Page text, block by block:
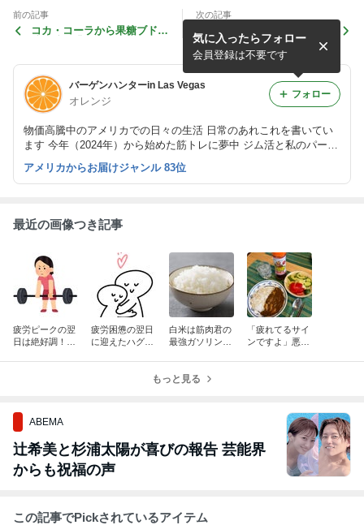
前の記事
コカ・コーラから果糖ブドウ
次の記事
筋トレを欠かさない！スイー
ツは食べない！
バーゲンハンターin Las Vegas
オレンジ
物価高騰中のアメリカでの日々の生活 日常のあれこれを書いてい
ます 今年（2024年）から始めた筋トレに夢中 ジム活と私のパーソ
気に入ったらフォロー
会員登録は不要です
フォロー
アメリカからお届けジャンル 83位
最近の画像つき記事
疲労ピークの翌
日は絶好調！悪
疲労困憊の翌日
に迎えたハグの
白米は筋肉君の
最強ガソリン！
由を改めて語る
「疲れてるサイ
ンですよ」悪魔
もっと見る
ABEMA
辻希美と杉浦太陽が喜びの報告 芸能界
からも祝福の声
この記事でPickされているアイテム